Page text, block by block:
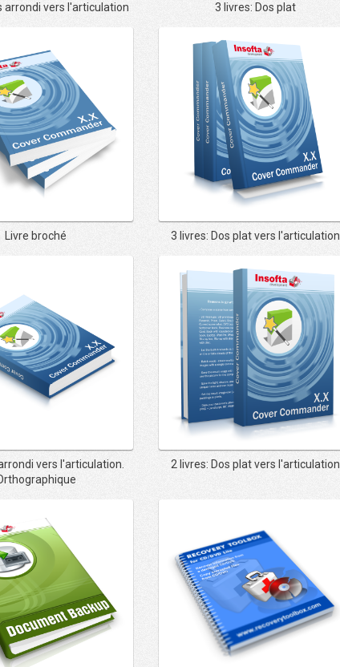
arrondi vers l'articulation 3 livres: Dos plat
Livre broché 3 livres: Dos plat vers l'articulation
vers l'articulation.
2 livres: Dos plat vers l'articulation